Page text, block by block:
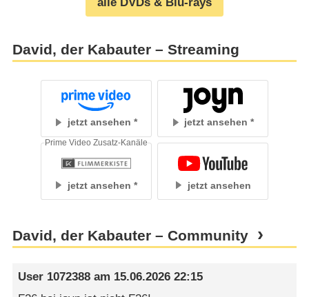
David, der Kabauter – Streaming
jetzt ansehen jetzt ansehen
jetzt ansehen
Prime Video Zusatz-Kanäle
jetzt ansehen
David, der Kabauter – Community
User 1072388 am 15.06.2026 22:15